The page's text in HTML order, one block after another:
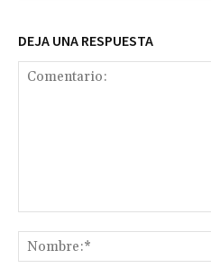
DEJA UNA RESPUESTA